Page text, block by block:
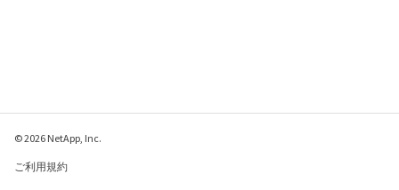
© 2026 NetApp, Inc.
ご利用規約